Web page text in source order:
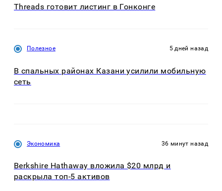
Threads готовит листинг в Гонконге
Полезное 5 дней назад
В спальных районах Казани усилили мобильную
сеть
Экономика 36 минут назад
Berkshire Hathaway вложила $20 млрд и
раскрыла топ-5 активов